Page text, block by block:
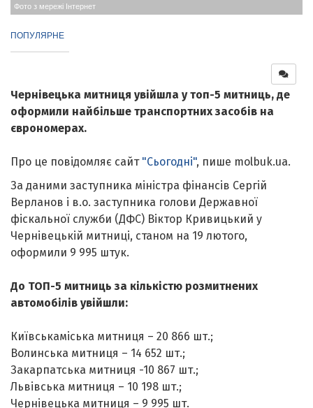
Фото з мережі Інтернет
ПОПУЛЯРНЕ
Чернівецька митниця увійшла у топ-5 митниць, де
оформили найбільше транспортних засобів на
єврономерах.
Про це повідомляє сайт "Сьогодні", пише molbuk.ua.
За даними заступника міністра фінансів Сергій
Верланов і в.о. заступника голови Державної
фіскальної служби (ДФС) Віктор Кривицький у
Чернівецькій митниці, станом на 19 лютого,
оформили 9 995 штук.
До ТОП-5 митниць за кількістю розмитнених
автомобілів увійшли:
Київськаміська митниця – 20 866 шт.;
Волинська митниця – 14 652 шт.;
Закарпатська митниця -10 867 шт.;
Львівська митниця – 10 198 шт.;
Чернівецька митниця – 9 995 шт.